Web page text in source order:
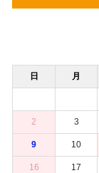
日 月
2 3
9 10
16 17